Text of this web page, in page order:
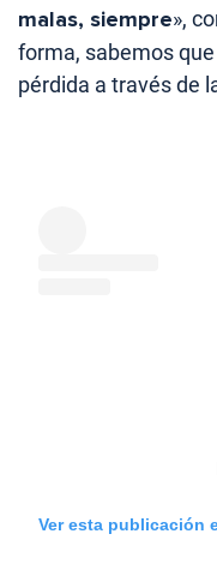
malas, siempre»,
forma, sabemos
pérdida a través de
Ver esta publicación